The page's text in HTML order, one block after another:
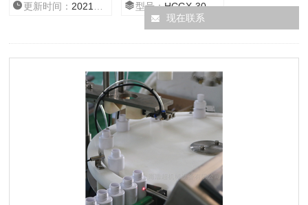
（轧）盖合二为一，结构紧凑，符合GMP标准。
更新时间： 2021/3/26 15:03:34 型号：HCGX-30/500
现在联系